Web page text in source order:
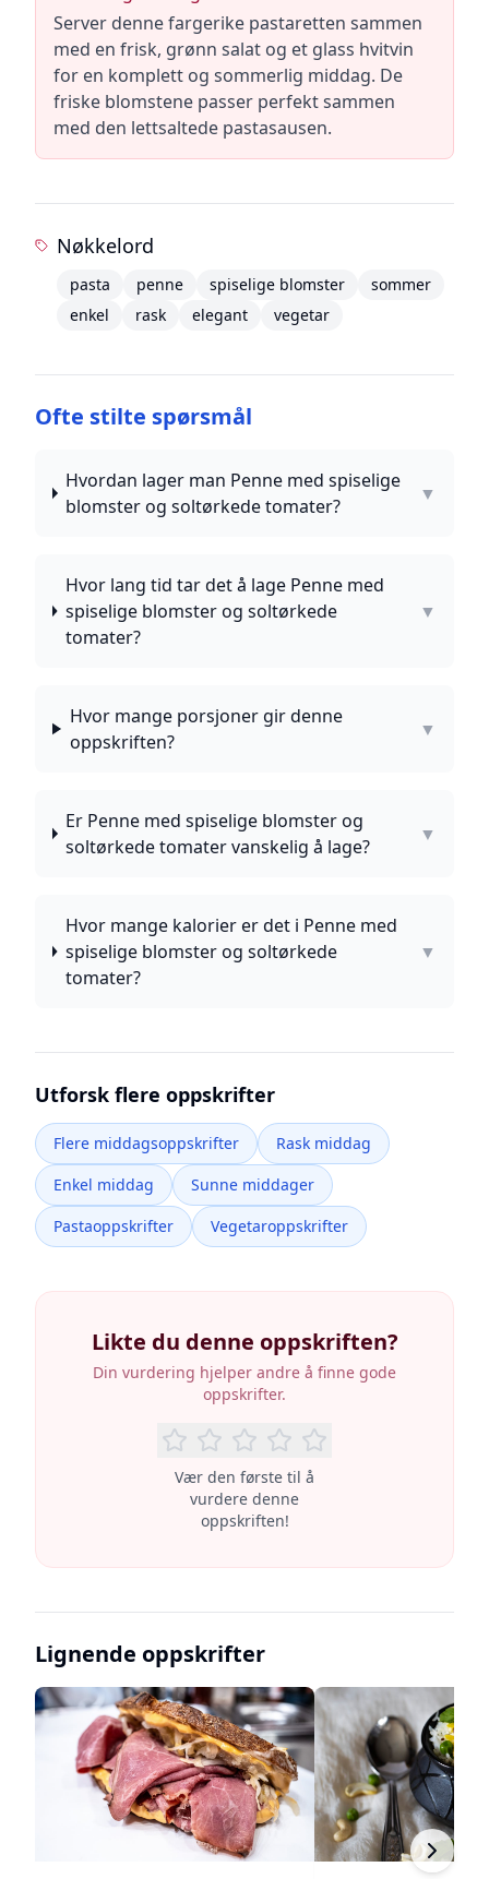
Server denne fargerike pastaretten sammen
med en frisk, grønn salat og et glass hvitvin
for en komplett og sommerlig middag. De
friske blomstene passer perfekt sammen
med den lettsaltede pastasausen.
Nøkkelord
pasta penne spiselige blomster
sommer
enkel
rask elegant vegetar
Ofte stilte spørsmål
Hvordan lager man Penne med spiselige
blomster og soltørkede tomater?
▼
Hvor lang tid tar det å lage Penne med
spiselige blomster og soltørkede
tomater?
▼
Hvor mange porsjoner gir denne
oppskriften?
▼
Er Penne med spiselige blomster og
soltørkede tomater vanskelig å lage?
▼
Hvor mange kalorier er det i Penne med
spiselige blomster og soltørkede
tomater?
▼
Utforsk flere oppskrifter
Flere middagsoppskrifter
Rask middag
Enkel middag
Sunne middager
Pastaoppskrifter
Vegetaroppskrifter
Likte du denne oppskriften?
Din vurdering hjelper andre å finne gode
oppskrifter.
Vær den første til å
vurdere denne
oppskriften!
Lignende oppskrifter